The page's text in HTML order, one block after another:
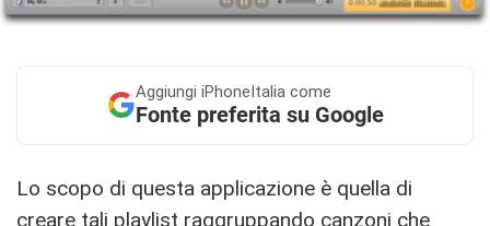
Aggiungi iPhoneItalia come
Fonte preferita su Google
Lo scopo di questa applicazione è quella di
creare tali playlist raggruppando canzoni che